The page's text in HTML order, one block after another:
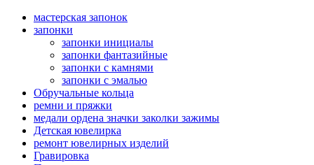
мастерская запонок
запонки
запонки инициалы
запонки фантазийные
запонки с камнями
запонки с эмалью
Обручальные кольца
ремни и пряжки
медали ордена значки заколки зажимы
Детская ювелирка
ремонт ювелирных изделий
Гравировка